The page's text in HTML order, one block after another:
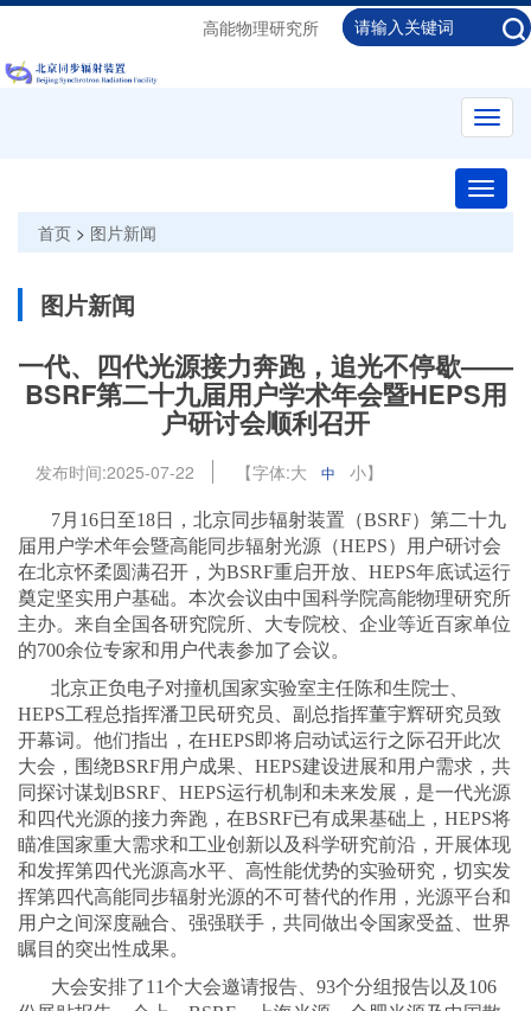
高能物理研究所
Toggle
首页 > 图片新闻
图片新闻
一代、四代光源接力奔跑，追光不停歇——
BSRF第二十九届用户学术年会暨HEPS用
户研讨会顺利召开
发布时间:2025-07-22 【字体:大 中 小】
7月16日至18日，北京同步辐射装置（BSRF）第二十九
届用户学术年会暨高能同步辐射光源（HEPS）用户研讨会
在北京怀柔圆满召开，为BSRF重启开放、HEPS年底试运行
奠定坚实用户基础。本次会议由中国科学院高能物理研究所
主办。来自全国各研究院所、大专院校、企业等近百家单位
的700余位专家和用户代表参加了会议。
北京正负电子对撞机国家实验室主任陈和生院士、
HEPS工程总指挥潘卫民研究员、副总指挥董宇辉研究员致
开幕词。他们指出，在HEPS即将启动试运行之际召开此次
大会，围绕BSRF用户成果、HEPS建设进展和用户需求，共
同探讨谋划BSRF、HEPS运行机制和未来发展，是一代光源
和四代光源的接力奔跑，在BSRF已有成果基础上，HEPS将
瞄准国家重大需求和工业创新以及科学研究前沿，开展体现
和发挥第四代光源高水平、高性能优势的实验研究，切实发
挥第四代高能同步辐射光源的不可替代的作用，光源平台和
用户之间深度融合、强强联手，共同做出令国家受益、世界
瞩目的突出性成果。
大会安排了11个大会邀请报告、93个分组报告以及106